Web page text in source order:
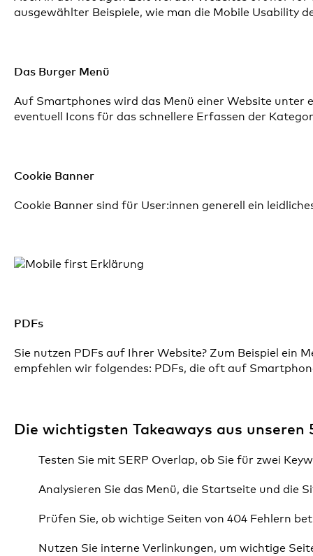
ausgewählter Beispiele, wie man die Mobile Usability
Das Burger Menü
Auf Smartphones wird das Menü einer Website unter
eventuell Icons für das schnellere Erfassen der
Cookie Banner
Cookie Banner sind für User:innen generell ein
PDFs
Sie nutzen PDFs auf Ihrer Website? Zum Beispiel ein
empfehlen wir folgendes: PDFs, die oft auf
Die wichtigsten Takeaways aus unseren
Testen Sie mit SERP Overlap, ob Sie für zwei
Analysieren Sie das Menü, die Startseite und die
Prüfen Sie, ob wichtige Seiten von 404 Fehlern
Nutzen Sie interne Verlinkungen, um wichtige